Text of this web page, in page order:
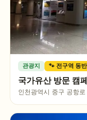
관광지 🐾 전구역 동반
국가유산 방문 캠
인천광역시 중구 공항